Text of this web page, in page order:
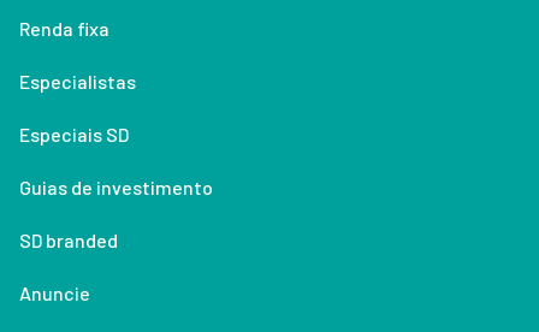
Renda fixa
Especialistas
Especiais SD
Guias de investimento
SD branded
Anuncie